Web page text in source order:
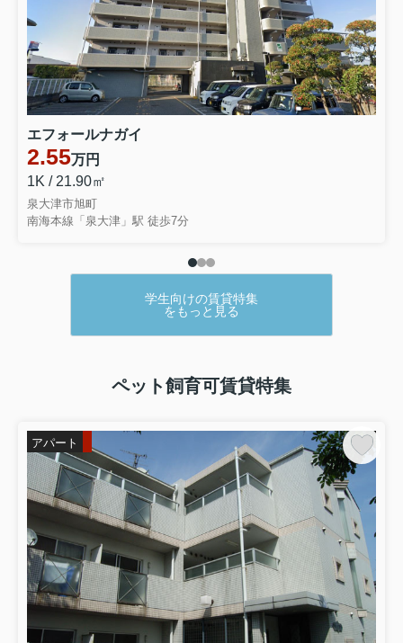
エフォールナガイ
2.55万円
1K / 21.90㎡
泉大津市旭町
南海本線「泉大津」駅 徒歩7分
学生向けの賃貸特集
をもっと見る
ペット飼育可賃貸特集
アパート